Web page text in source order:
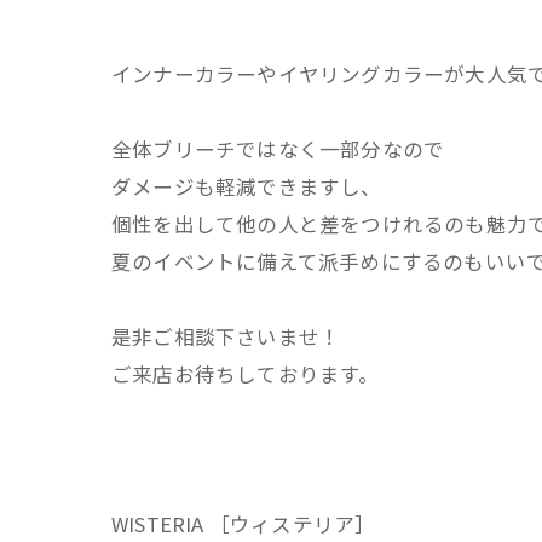
インナーカラーやイヤリングカラーが大人気
全体ブリーチではなく一部分なので
ダメージも軽減できますし、
個性を出して他の人と差をつけれるのも魅力
夏のイベントに備えて派手めにするのもいい
是非ご相談下さいませ！
ご来店お待ちしております。
WISTERIA ［ウィステリア］